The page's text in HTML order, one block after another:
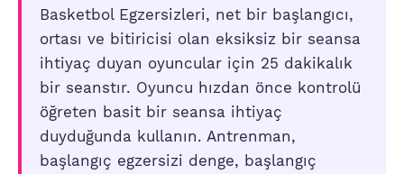
Basketbol Egzersizleri, net bir başlangıcı,
ortası ve bitiricisi olan eksiksiz bir seansa
ihtiyaç duyan oyuncular için 25 dakikalık
bir seanstır. Oyuncu hızdan önce kontrolü
öğreten basit bir seansa ihtiyaç
duyduğunda kullanın. Antrenman,
başlangıç egzersizi denge, başlangıç